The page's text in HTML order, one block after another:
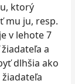
ktorý
mu ju, resp.
v lehote 7
a
dlhšia ako